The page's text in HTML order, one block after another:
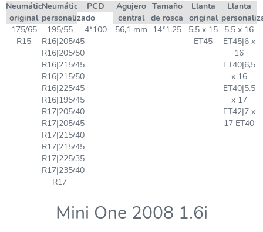
Neumático
original
Neumático
personalizado
PCD
Agujero
central
Tamaño
de rosca
Llanta
original
Llanta
175/65
R15
195/55
R16|205/45
R16|205/50
R16|215/45
R16|215/50
R16|225/45
R16|195/45
R17|205/40
R17|205/45
R17|215/40
R17|215/45
R17|225/35
R17|235/40
R17
4*100 56,1 mm 14*1,25
5,5 x 15
ET45
5,5 x 16
ET45|6 x
16
ET40|6,5
x 16
ET40|5,5
x 17
ET42|7 x
17 ET40
Mini One 2008 1.6i